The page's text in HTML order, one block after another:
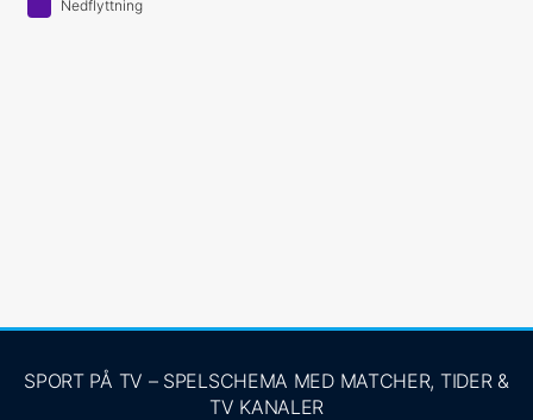
Nedflyttning
SPORT PÅ TV – SPELSCHEMA MED MATCHER, TIDER &
TV KANALER